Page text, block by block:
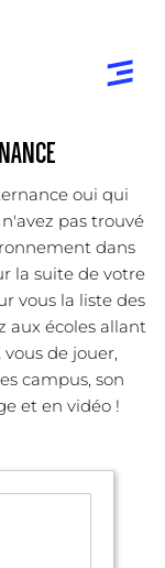
oui qui
pas trouvé
dans
la suite de votre
vous la liste des
aux écoles allant
de jouer,
campus, son
et en vidéo !